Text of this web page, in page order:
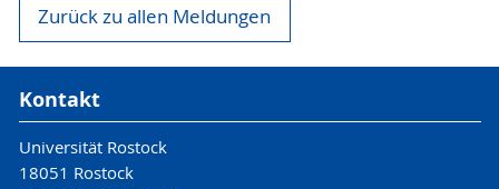
Zurück zu allen Meldungen
Kontakt
Universität Rostock
18051 Rostock